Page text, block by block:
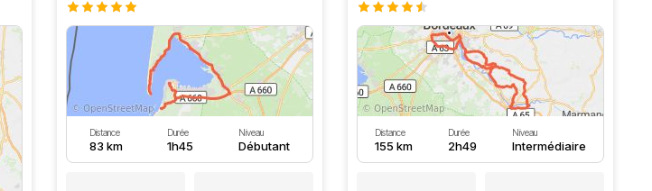
Distance
83 km
Durée
1h45
Niveau
Débutant
Distance
155 km
Durée
2h49
Niveau
Intermédiaire